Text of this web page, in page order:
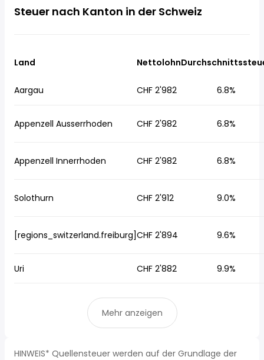
Steuer nach Kanton in der Schweiz
Land Nettolohn
Aargau CHF 2'982 6.8%
Appenzell Ausserrhoden CHF 2'982 6.8%
Appenzell Innerrhoden CHF 2'982 6.8%
Solothurn CHF 2'912 9.0%
[regions_switzerland.freiburg]CHF 2'894 9.6%
Uri CHF 2'882 9.9%
Mehr anzeigen
HINWEIS* Quellensteuer werden auf der Grundlage der